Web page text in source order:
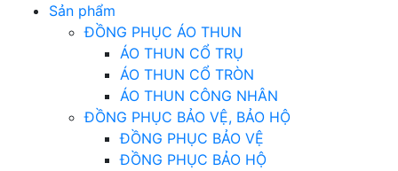
Sản phẩm
ĐỒNG PHỤC ÁO THUN
ÁO THUN CỔ TRỤ
ÁO THUN CỔ TRÒN
ÁO THUN CÔNG NHÂN
ĐỒNG PHỤC BẢO VỆ, BẢO HỘ
ĐỒNG PHỤC BẢO VỆ
ĐỒNG PHỤC BẢO HỘ